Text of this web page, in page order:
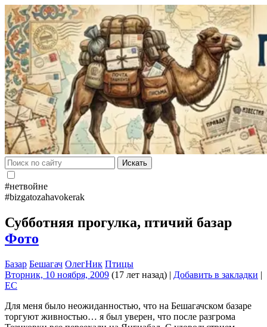
Искать
#нетвойне
#bizgatozahavokerak
Субботняя прогулка, птичий базар
Фото
Базар Бешагач ОлегНик Птицы
Вторник, 10 ноября, 2009 (17 лет назад) | Добавить в закладки |
EC
Для меня было неожиданностью, что на Бешагачском базаре
торгуют живностью… я был уверен, что после разгрома